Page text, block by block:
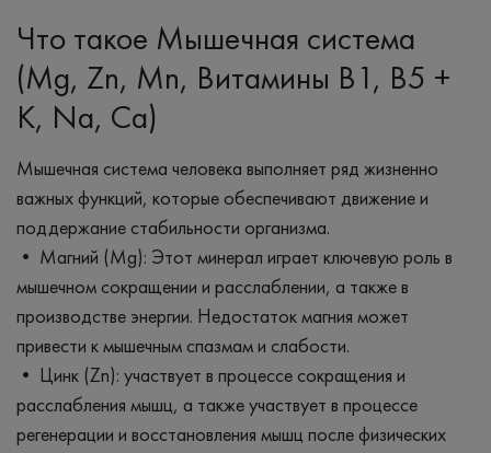
Что такое Мышечная система
(Mg, Zn, Mn, Витамины B1, B5 +
K, Na, Ca)
Мышечная система человека выполняет ряд жизненно
важных функций, которые обеспечивают движение и
поддержание стабильности организма.
• Магний (Mg): Этот минерал играет ключевую роль в
мышечном сокращении и расслаблении, а также в
производстве энергии. Недостаток магния может
привести к мышечным спазмам и слабости.
• Цинк (Zn): участвует в процессе сокращения и
расслабления мышц, а также участвует в процессе
регенерации и восстановления мышц после физических